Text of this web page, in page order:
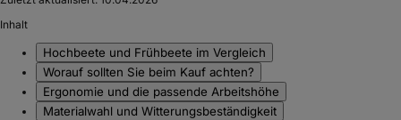
Inhalt
Hochbeete und Frühbeete im Vergleich
Worauf sollten Sie beim Kauf achten?
Ergonomie und die passende Arbeitshöhe
Materialwahl und Witterungsbeständigkeit